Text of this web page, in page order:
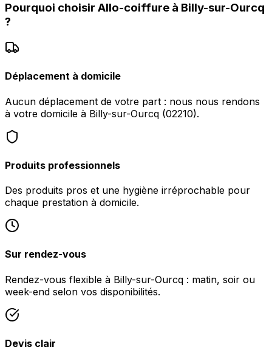
Pourquoi choisir Allo-coiffure à Billy-sur-Ourcq
?
Déplacement à domicile
Aucun déplacement de votre part : nous nous rendons
à votre domicile à Billy-sur-Ourcq (02210).
Produits professionnels
Des produits pros et une hygiène irréprochable pour
chaque prestation à domicile.
Sur rendez-vous
Rendez-vous flexible à Billy-sur-Ourcq : matin, soir ou
week-end selon vos disponibilités.
Devis clair